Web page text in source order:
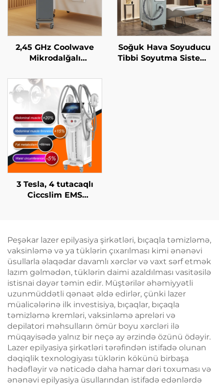
2,45 GHz Coolwave
Mikrodalğalı
Sellülit Azaldılması,
Dərinin Qaldırılması
və Gərginləşdirilməsi,
Üzün Radiofrekvanslı
Emalı, Çəki Itirmə və
Bədənin İncələnməsi
Soğuk Hava Soyuducu
Tibbi Soyutma Sistemi
3 Tesla, 4 tutacaqlı
Ciccslim EMS
Stimulyasiya
Peşəkar lazer epilyasiya şirkətləri, bıçaqla təmizləmə,
vaksinləmə və ya tüklərin çıxarılması kimi ənənəvi
üsullarla əlaqədar davamlı xərclər və vaxt sərf etmək
lazım gəlmədən, tüklərin daimi azaldılması vasitəsilə
istisnai dəyər təmin edir. Müştərilər əhəmiyyətli
uzunmüddətli qənaət əldə edirlər, çünki lazer
müalicələrinə ilk investisiya, bıçaqlar, bıçaqla
təmizləmə kremləri, vaksinləmə apreləri və
depilatori məhsulların ömür boyu xərcləri ilə
müqayisədə yalnız bir neçə ay ərzində özünü ödəyir.
Lazer epilyasiya şirkətləri tərəfindən istifadə olunan
dəqiqlik texnologiyası tüklərin kökünü birbaşa
hədəfləyir və nəticədə daha hamar dəri toxuması və
ənənəvi epilyasiya üsullarından istifadə edənlərdə